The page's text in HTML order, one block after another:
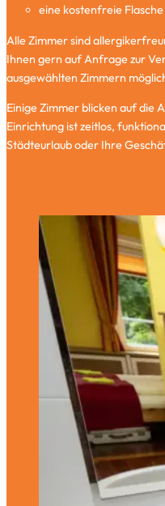
eine kostenfreie
Alle Zimmer sind
Ihnen gern auf Anfrage zur
ausgewählten Zimmern
Einige Zimmer blicken auf die
Einrichtung ist zeitlos,
Städteurlaub oder Ihre